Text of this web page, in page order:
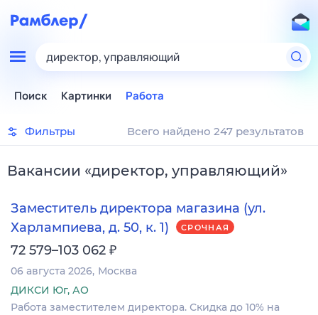
директор, управляющий
Поиск Картинки Работа
Фильтры Всего найдено 247 результатов
Вакансии «директор, управляющий»
Заместитель директора магазина (ул.
Харлампиева, д. 50, к. 1)
СРОЧНАЯ
72 579–103 062 ₽
06 августа 2026 Москва
ДИКСИ Юг, АО
Работа заместителем директора. Скидка до 10% на